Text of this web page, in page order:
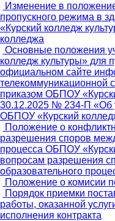
Изменение в
пропускного режима в
«Курский колледж
колледжа
Основные положения
колледж культуры» для
официальном сайте
телекоммуникационной
приказом ОБПОУ
30.12.2025 № 234-П «Об
ОБПОУ «Курский
Положение о
разрешения споров
процесса ОБПОУ
вопросам разрешения
образовательного
Положение о комисии
Порядок приемки
работы, оказанной
исполнения контракта